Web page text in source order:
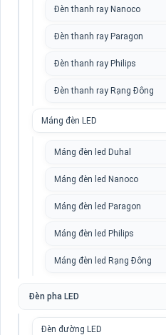
Đèn thanh ray Nanoco
Đèn thanh ray Paragon
Đèn thanh ray Philips
Đèn thanh ray Rạng Đông
Máng đèn LED
Máng đèn led Duhal
Máng đèn led Nanoco
Máng đèn led Paragon
Máng đèn led Philips
Máng đèn led Rạng Đông
Đèn pha LED
Đèn đường LED